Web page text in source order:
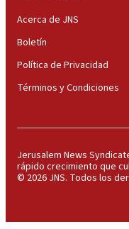
Acerca de JNS
Boletín
Política de Privacidad
Términos y Condiciones
Jerusalem News
rápido crecimiento que
© 2026 JNS. Todos los